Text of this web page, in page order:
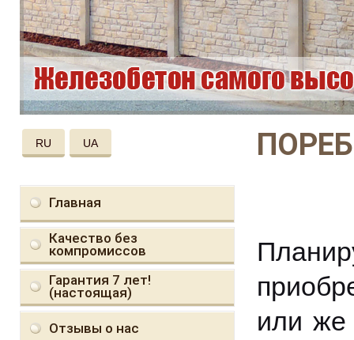
RU UA
Главная
Качество без
компромиссов
Гарантия 7 лет!
(настоящая)
Отзывы о нас
или же